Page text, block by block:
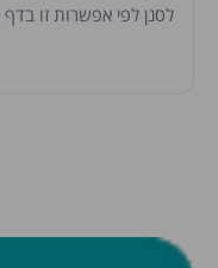
לסנן לפי אפשרות זו